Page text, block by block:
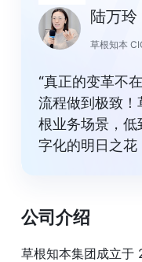
陆万玲
草根知本
“真正的变革不
流程做到极致
根业务场景，
字化的明日之花
公司介绍
草根知本集团成立于